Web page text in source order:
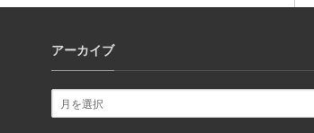
アーカイブ